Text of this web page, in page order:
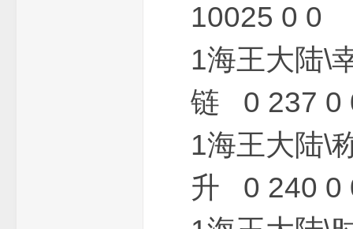
10025 0 0
1海王大
链 0 237 0
1海王大
升 0 240 0